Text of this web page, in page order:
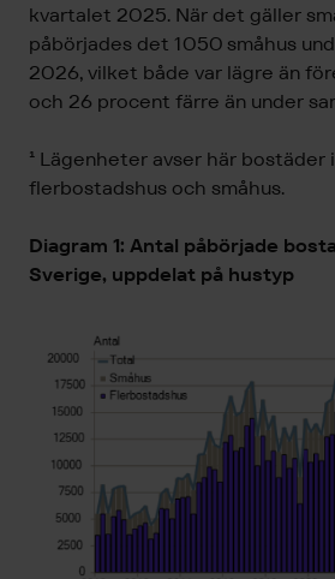
kvartalet 2025. När det gäller
påbörjades det 1 050 småhus
2026, vilket både var lägre än
och 26 procent färre än under
¹ Lägenheter avser här bostäder
flerbostadshus och småhus.
Diagram 1: Antal påbörjade
Sverige, uppdelat på hustyp